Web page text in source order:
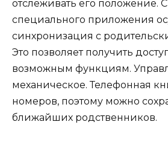
отслеживать его положение.
специального приложения
синхронизация с
Это позволяет получить
возможным функциям.
механическое. Телефонная
номеров, поэтому можно
ближайших родственников.